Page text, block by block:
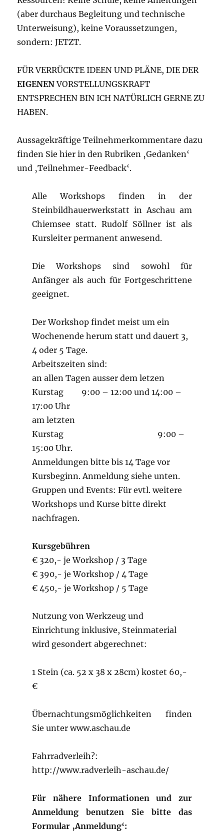
(aber durchaus Begleitung und technische
Unterweisung), keine Voraussetzungen,
sondern: JETZT.
FÜR VERRÜCKTE IDEEN UND PLÄNE, DIE DER
EIGENENVORSTELLUNGSKRAFT
ENTSPRECHEN BIN ICH NATÜRLICH GERNE ZU
HABEN.
Aussagekräftige Teilnehmerkommentare dazu
finden Sie hier in den Rubriken ‚Gedanken‘
und ‚Teilnehmer-Feedback‘.
Alle Workshops finden in der
Steinbildhauerwerkstatt in Aschau am
Chiemsee statt. Rudolf Söllner ist als
Kursleiter permanent anwesend.
Die Workshops sind sowohl für
Anfänger als auch für Fortgeschrittene
geeignet.
Der Workshop findet meist um ein
Wochenende herum statt und dauert 3,
4 oder 5 Tage.
Arbeitszeiten sind:
an allen Tagen ausser dem letzen
Kurstag 9:00 – 12:00 und 14:00 –
17:00 Uhr
am letzten
Kurstag 9:00 –
15:00 Uhr.
Anmeldungen bitte bis 14 Tage vor
Kursbeginn. Anmeldung siehe unten.
Gruppen und Events: Für evtl. weitere
Workshops und Kurse bitte direkt
nachfragen.
Kursgebühren
€ 320,- je Workshop / 3 Tage
€ 390,- je Workshop / 4 Tage
€ 450,- je Workshop / 5 Tage
Nutzung von Werkzeug und
Einrichtung inklusive, Steinmaterial
wird gesondert abgerechnet:
1 Stein (ca. 52 x 38 x 28cm) kostet 60,-
€
Übernachtungsmöglichkeiten finden
Sie unter www.aschau.de
Fahrradverleih?:
http://www.radverleih-aschau.de/
Für nähere Informationen und zur
Anmeldung benutzen Sie bitte das
Formular ‚Anmeldung‘: